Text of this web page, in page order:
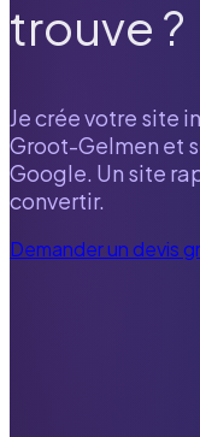
trouve ?
Je crée votre site
Groot-Gelmen et
Google. Un site
convertir.
Demander un devis